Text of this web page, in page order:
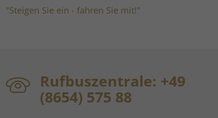
"Steigen Sie ein - fahren Sie mit!"
Rufbuszentrale: +49
(8654) 575 88